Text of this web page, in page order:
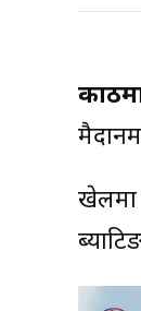
खेलमा